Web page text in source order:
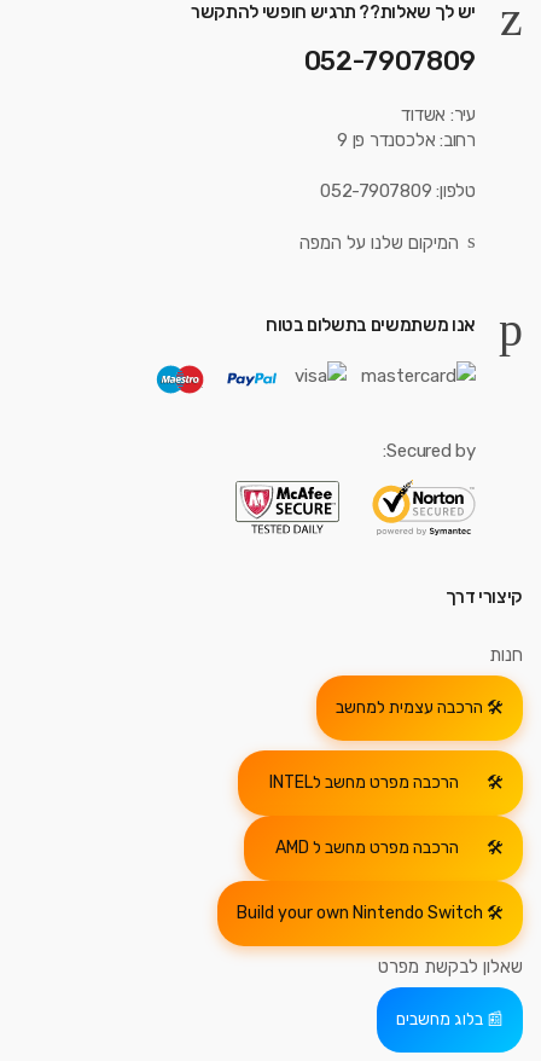
יש לך שאלות?? תרגיש חופשי להתקשר
052-7907809
עיר: אשדוד
רחוב: אלכסנדר פן 9
טלפון: 052-7907809
המיקום שלנו על המפה
אנו משתמשים בתשלום בטוח
Secured by:
קיצורי דרך
חנות
הרכבה עצמית למחשב
הרכבה מפרט מחשב לINTEL
הרכבה מפרט מחשב ל AMD
Build your own Nintendo Switch
שאלון לבקשת מפרט
בלוג מחשבים